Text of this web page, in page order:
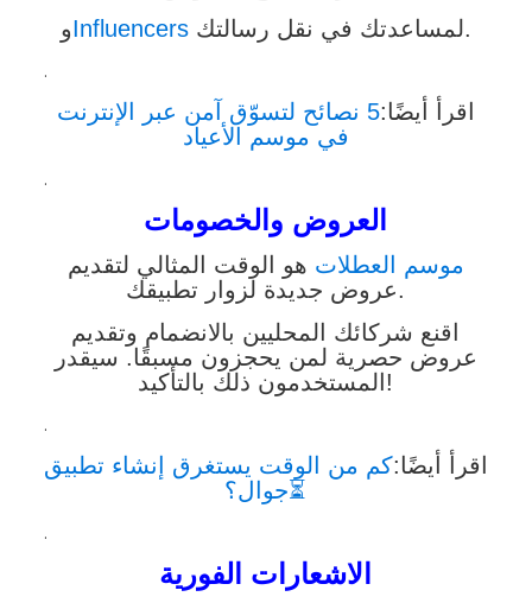
وInfluencers لمساعدتك في نقل رسالتك.
.
اقرأ أيضًا:
5 نصائح لتسوّق آمن عبر الإنترنت
في موسم الأعياد
.
العروض والخصومات
موسم العطلات هو الوقت المثالي لتقديم
عروض جديدة لزوار تطبيقك.
اقنع شركائك المحليين بالانضمام وتقديم
عروض حصرية لمن يحجزون مسبقًا. سيقدر
المستخدمون ذلك بالتأكيد!
.
اقرأ أيضًا:كم من الوقت يستغرق إنشاء تطبيق
جوال؟⏳️
.
الاشعارات الفورية